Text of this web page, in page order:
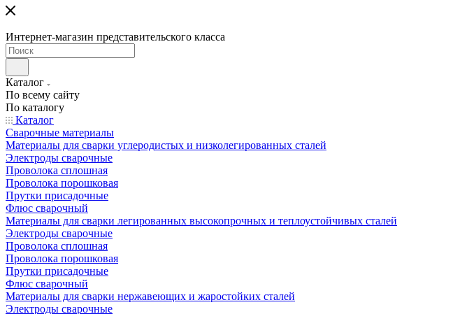
Интернет-магазин представительского класса
Каталог
По всему сайту
По каталогу
Каталог
Сварочные материалы
Материалы для сварки углеродистых и низколегированных сталей
Электроды сварочные
Проволока сплошная
Проволока порошковая
Прутки присадочные
Флюс сварочный
Материалы для сварки легированных высокопрочных и теплоустойчивых сталей
Электроды сварочные
Проволока сплошная
Проволока порошковая
Прутки присадочные
Флюс сварочный
Материалы для сварки нержавеющих и жаростойких сталей
Электроды сварочные